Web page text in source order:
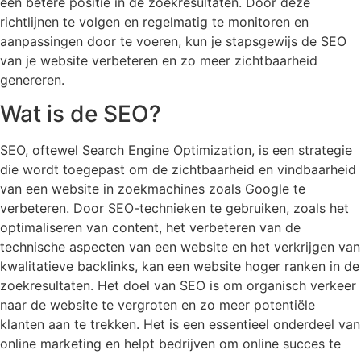
richtlijnen te volgen en regelmatig te monitoren en
aanpassingen door te voeren, kun je stapsgewijs de SEO
van je website verbeteren en zo meer zichtbaarheid
genereren.
Wat is de SEO?
SEO, oftewel Search Engine Optimization, is een strategie
die wordt toegepast om de zichtbaarheid en vindbaarheid
van een website in zoekmachines zoals Google te
verbeteren. Door SEO-technieken te gebruiken, zoals het
optimaliseren van content, het verbeteren van de
technische aspecten van een website en het verkrijgen van
kwalitatieve backlinks, kan een website hoger ranken in de
zoekresultaten. Het doel van SEO is om organisch verkeer
naar de website te vergroten en zo meer potentiële
klanten aan te trekken. Het is een essentieel onderdeel van
online marketing en helpt bedrijven om online succes te